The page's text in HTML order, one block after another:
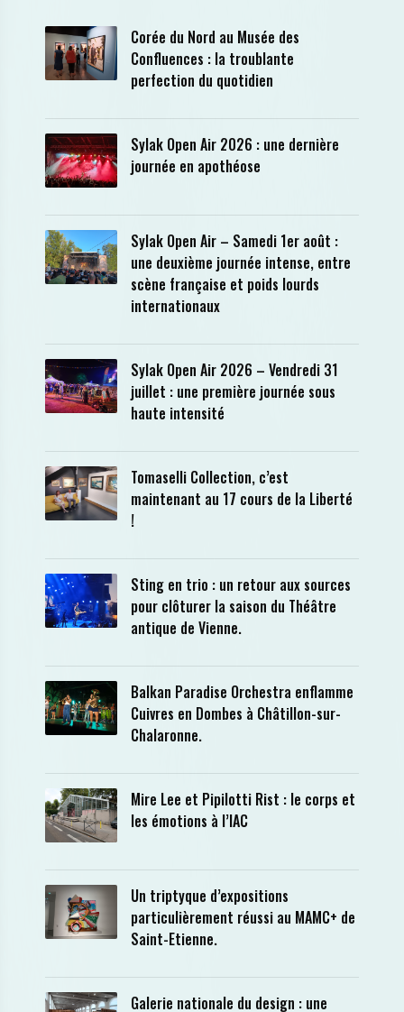
Corée du Nord au Musée des
Confluences : la troublante
perfection du quotidien
Sylak Open Air 2026 : une dernière
journée en apothéose
Sylak Open Air – Samedi 1er août :
une deuxième journée intense, entre
scène française et poids lourds
internationaux
Sylak Open Air 2026 – Vendredi 31
juillet : une première journée sous
haute intensité
Tomaselli Collection, c’est
maintenant au 17 cours de la Liberté
!
Sting en trio : un retour aux sources
pour clôturer la saison du Théâtre
antique de Vienne.
Balkan Paradise Orchestra enflamme
Cuivres en Dombes à Châtillon-sur-
Chalaronne.
Mire Lee et Pipilotti Rist : le corps et
les émotions à l’IAC
Un triptyque d’expositions
particulièrement réussi au MAMC+ de
Saint-Etienne.
Galerie nationale du design : une